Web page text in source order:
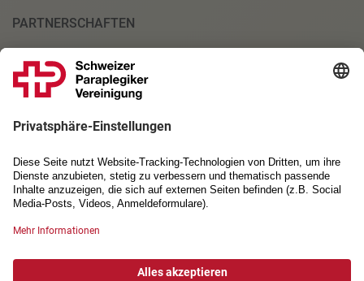
PARTNERSCHAFTEN